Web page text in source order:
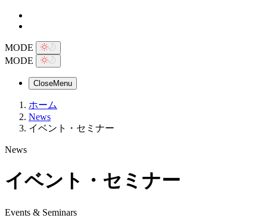
MODE
MODE
CloseMenu
ホーム
News
イベント・セミナー
News
イベント・セミナー
Events & Seminars